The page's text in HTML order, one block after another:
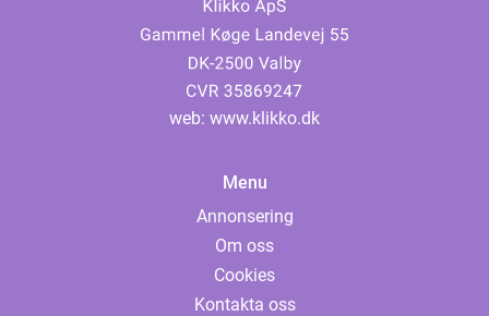
web: www.klikko.dk
Menu
Annonsering
Om oss
Cookies
Kontakta oss